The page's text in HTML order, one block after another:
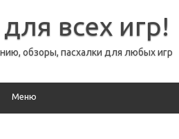
всех игр!
обзоры, пасхалки для любых игр
Меню